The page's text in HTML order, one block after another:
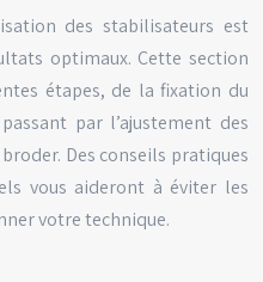
des stabilisateurs est
optimaux. Cette section
étapes, de la fixation du
par l’ajustement des
Des conseils pratiques
vous aideront à éviter les
votre technique.